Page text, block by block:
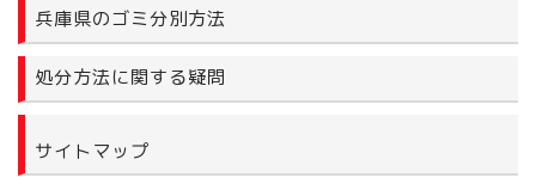
兵庫県のゴミ分別方法
処分方法に関する疑問
サイトマップ